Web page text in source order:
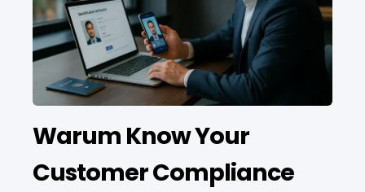
Warum Know Your
Customer Compliance